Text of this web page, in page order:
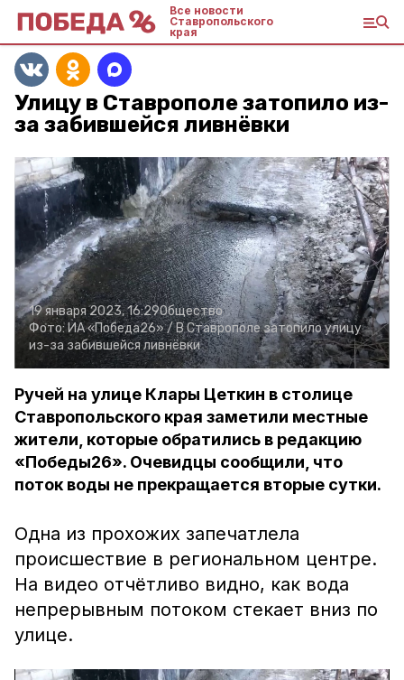
Все новости
Ставропольского
края
Улицу в Ставрополе затопило из-
за забившейся ливнёвки
19 января 2023, 16:29Общество
Фото:ИА «Победа26» / В Ставрополе затопило улицу
из-за забившейся ливнёвки
Ручей на улице Клары Цеткин в столице
Ставропольского края заметили местные
жители, которые обратились в редакцию
«Победы26». Очевидцы сообщили, что
поток воды не прекращается вторые сутки.
Одна из прохожих запечатлела
происшествие в региональном центре.
На видео отчётливо видно, как вода
непрерывным потоком стекает вниз по
улице.